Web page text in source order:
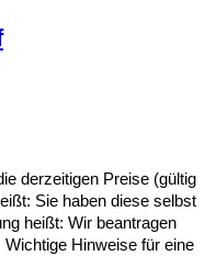
derzeitigen Preise (gültig
Sie haben diese selbst
heißt: Wir beantragen
Hinweise für eine